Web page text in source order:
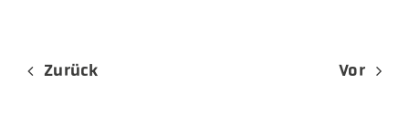
Zurück Vor